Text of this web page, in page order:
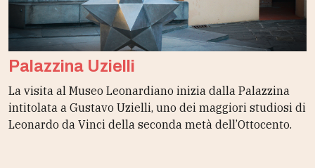
Palazzina Uzielli
La visita al Museo Leonardiano inizia dalla Palazzina
intitolata a Gustavo Uzielli, uno dei maggiori studiosi di
Leonardo da Vinci della seconda metà dell’Ottocento.